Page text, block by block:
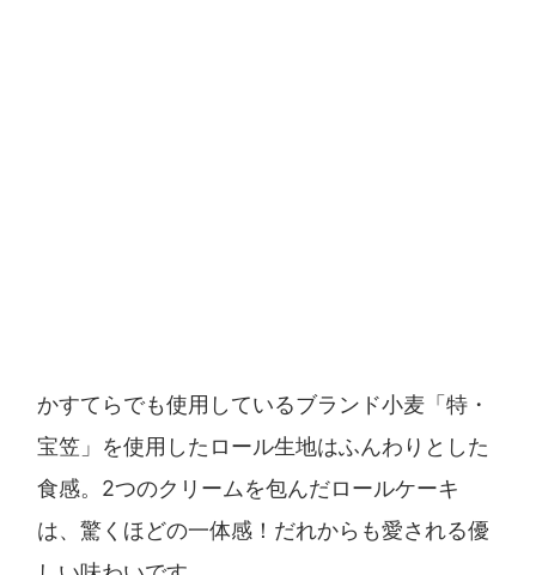
かすてらでも使用しているブランド小麦「特・
宝笠」を使用したロール生地はふんわりとした
食感。2つのクリームを包んだロールケーキ
は、驚くほどの一体感！だれからも愛される優